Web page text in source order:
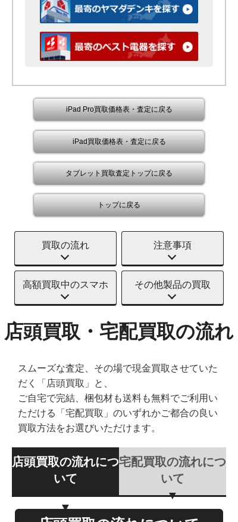
iPad Pro買取価格表・査定に戻る
iPad買取価格表・査定に戻る
タブレット買取査定トップに戻る
トップに戻る
買取の流れ 注意事項
高額買取中のスマホ その他製品の買取
店頭買取・宅配買取の流れ
スムーズな査定、その場で現金買取させていた
だく「店頭買取」と、
ご自宅で完結、梱包材も送料も無料でご利用い
ただける「宅配買取」のいずれかご都合の良い
買取方法をお選びいただけます。
店頭買取の流れにつ
いて
宅配買取の流れにつ
いて